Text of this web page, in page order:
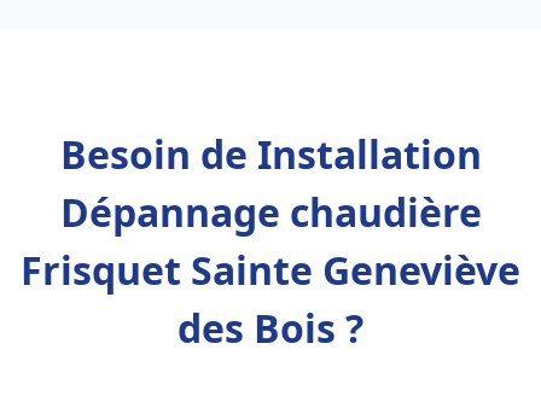
Besoin de Installation
Dépannage chaudière
Frisquet Sainte Geneviève
des Bois ?